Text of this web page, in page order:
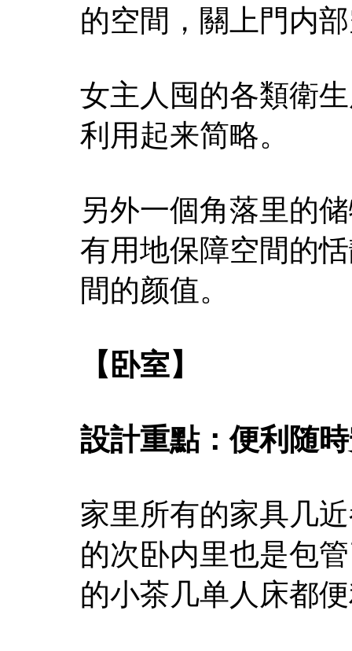
的空間，關上門内
女主人囤的各類衛
利用起来简略。
另外一個角落里的
有用地保障空間的
間的颜值。
【卧室】
設計重點：便利随
家里所有的家具几
的次卧内里也是包
的小茶几单人床都